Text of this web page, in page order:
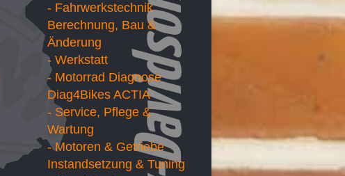
- Fahrwerkstechnik
Berechnung, Bau &
Änderung
- Werkstatt
- Motorrad Diagnose
Diag4Bikes ACTIA
- Service, Pflege &
Wartung
- Motoren & Getriebe
Instandsetzung & Tuning